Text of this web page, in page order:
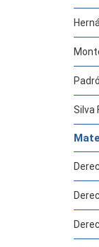
Silva